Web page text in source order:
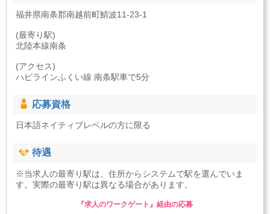
福井県南条郡南越前町鯖波11-23-1
(最寄り駅)
北陸本線南条
(アクセス)
ハピラインふくい線 南条駅車で5分
応募資格
日本語ネイティブレベルの方に限る
待遇
※当求人の最寄り駅は、住所からシステムで駅を選んでいま
す。実際の最寄り駅は異なる場合があります。
『求人のワークゲート』経由の応募